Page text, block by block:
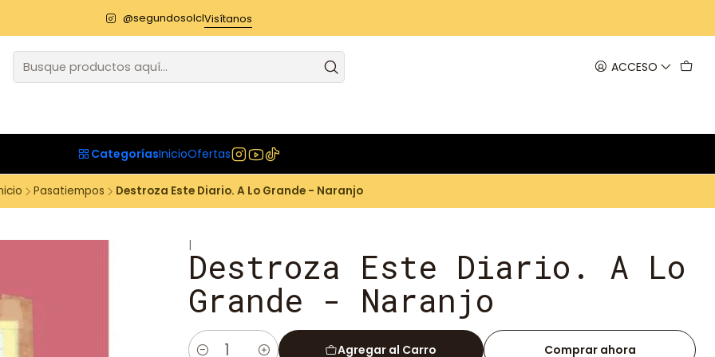
ACCESO
CategoríasInicioOfertas
@segundosolclVisítanos
Pasatiempos Destroza Este Diario. A Lo Grande - Naranjo
|
Destroza Este Diario. A Lo
Grande - Naranjo
Agregar al Carro Comprar ahora